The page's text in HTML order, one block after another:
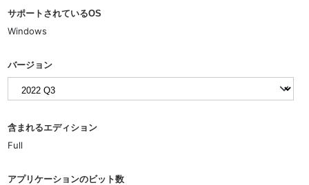
サポートされているOS
Windows
バージョン
含まれるエディション
Full
アプリケーションのビット数